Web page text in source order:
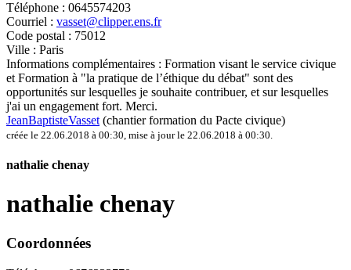
Téléphone : 0645574203
Courriel : vasset@clipper.ens.fr
Code postal : 75012
Ville : Paris
Informations complémentaires : Formation visant le service civique
et Formation à "la pratique de l’éthique du débat" sont des
opportunités sur lesquelles je souhaite contribuer, et sur lesquelles
j'ai un engagement fort. Merci.
JeanBaptisteVasset (chantier formation du Pacte civique)
créée le 22.06.2018 à 00:30, mise à jour le 22.06.2018 à 00:30.
nathalie chenay
nathalie chenay
Coordonnées